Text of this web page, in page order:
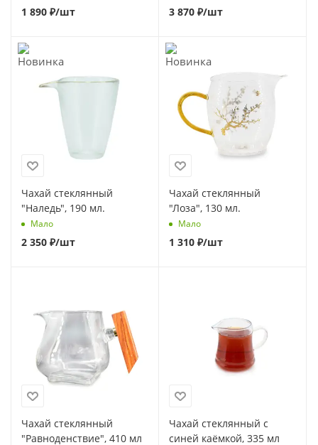
1 890 ₽/шт 3 870 ₽/шт
Чахай стеклянный
"Наледь", 190 мл.
Мало
2 350 ₽/шт
Чахай стеклянный
"Лоза", 130 мл.
Мало
1 310 ₽/шт
Чахай стеклянный
"Равноденствие", 410 мл
Чахай стеклянный с
синей каёмкой, 335 мл